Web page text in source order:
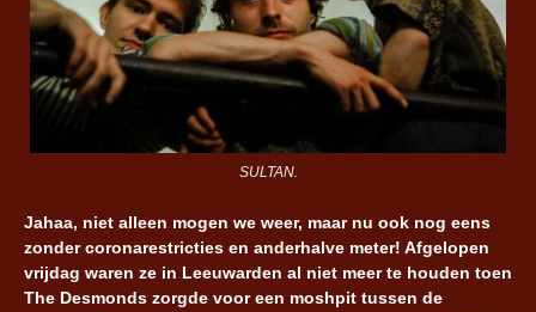
SULTAN.
Jahaa, niet alleen mogen we weer, maar nu ook nog eens
zonder coronarestricties en anderhalve meter! Afgelopen
vrijdag waren ze in Leeuwarden al niet meer te houden toen
The Desmonds zorgde voor een moshpit tussen de